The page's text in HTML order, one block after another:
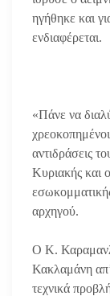
ηγήθηκε και
ενδιαφέρεται.
«Πάνε να
αντιδράσεις
Κυριακής και
αρχηγού.
Ο Κ.
Κακλαμάνη
τεχνικά